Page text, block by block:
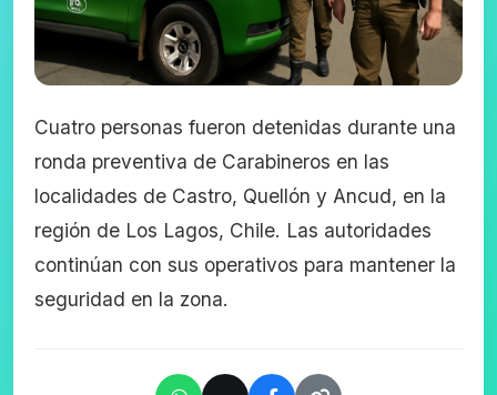
Cuatro personas fueron detenidas durante una
ronda preventiva de Carabineros en las
localidades de Castro, Quellón y Ancud, en la
región de Los Lagos, Chile. Las autoridades
continúan con sus operativos para mantener la
seguridad en la zona.